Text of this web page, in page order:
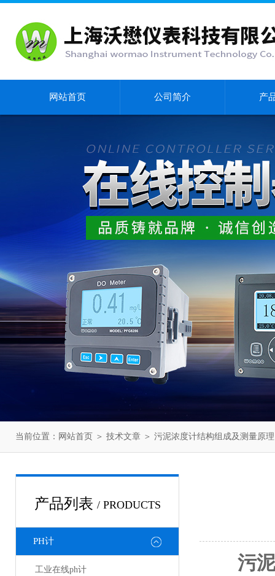
网站首页 公司简介 产
当前位置： 网站首页 ＞ 技术文章 ＞ 污泥浓度计结构组成及测量原理
产品列表 / PRODUCTS
PH计
工业在线ph计
污